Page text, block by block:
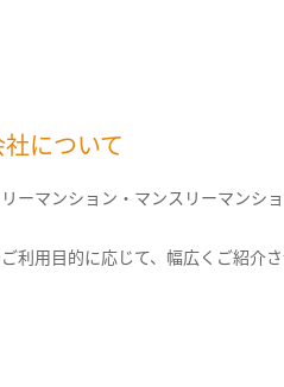
について
ーマンション・マンスリーマンシ
利用目的に応じて、幅広くご紹介さ